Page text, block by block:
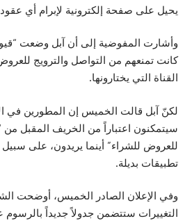
يحيل على صفحة إلكترونية لإبرام أي
وأشارت المفوضية إلى أن آبل وضعت
كانت تمنعهم من التواصل والترويج
القناة التي يختارونها.
لكنّ آبل قالت الخميس إن المطورين في
سيتمكنون اعتباراً من الخريف المقبل من
للعروض للشراء” أينما يريدون، على
تطبيقات بديلة.
وفي الإعلان الصادر الخميس، أوضحت
التغييرات ستتضمن جدولاً جديداً